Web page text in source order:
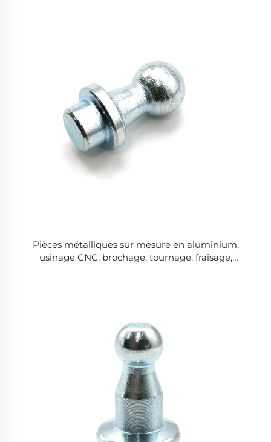
Pièces métalliques sur mesure en aluminium,
usinage CNC, brochage, tournage, fraisage,